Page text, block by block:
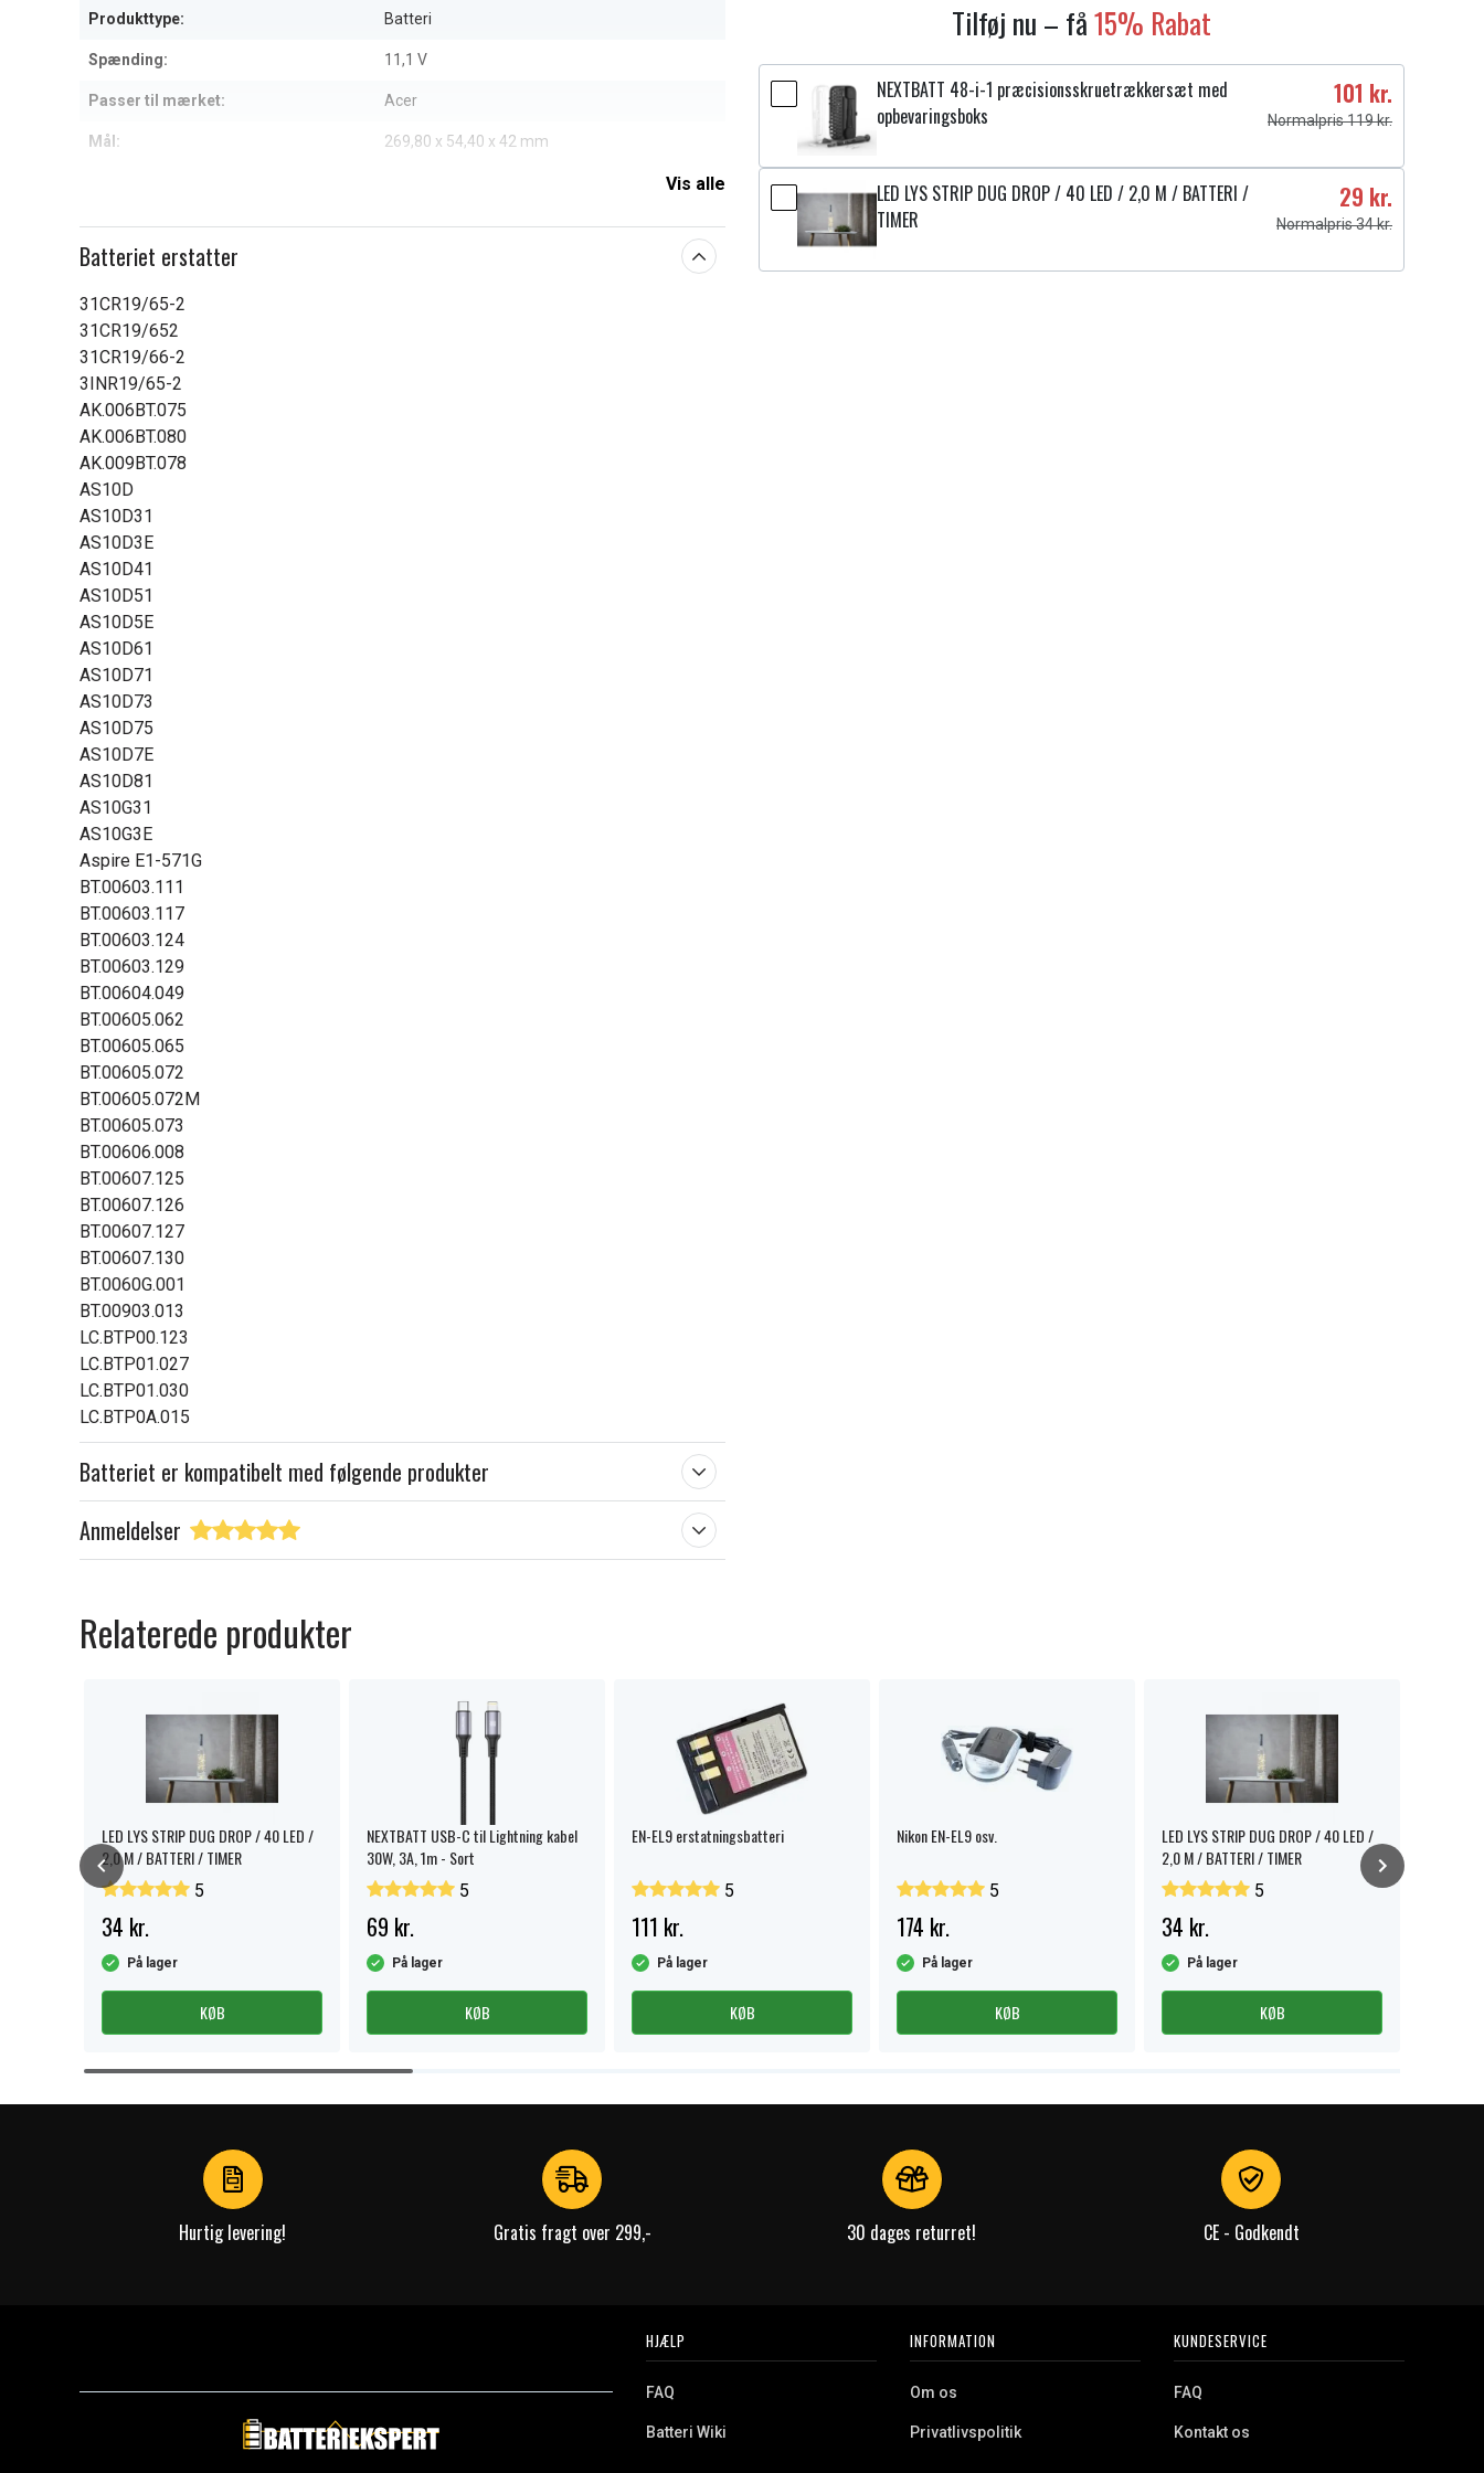
Produkttype: Batteri
Spænding: 11,1 V
Passer til mærket: Acer
Mål: 269,80 x 54,40 x 42 mm
Vis alle
Batteriet erstatter
31CR19/65-2
31CR19/652
31CR19/66-2
3INR19/65-2
AK.006BT.075
AK.006BT.080
AK.009BT.078
AS10D
AS10D31
AS10D3E
AS10D41
AS10D51
AS10D5E
AS10D61
AS10D71
AS10D73
AS10D75
AS10D7E
AS10D81
AS10G31
AS10G3E
Aspire E1-571G
BT.00603.111
BT.00603.117
BT.00603.124
BT.00603.129
BT.00604.049
BT.00605.062
BT.00605.065
BT.00605.072
BT.00605.072M
BT.00605.073
BT.00606.008
BT.00607.125
BT.00607.126
BT.00607.127
BT.00607.130
BT.0060G.001
BT.00903.013
LC.BTP00.123
LC.BTP01.027
LC.BTP01.030
LC.BTP0A.015
Batteriet er kompatibelt med følgende produkter
Anmeldelser
Tilføj nu – få15% Rabat
NEXTBATT 48-i-1 præcisionsskruetrækkersæt med
opbevaringsboks
101 kr.
Normalpris 119 kr.
LED LYS STRIP DUG DROP / 40 LED / 2,0 M / BATTERI /
TIMER
29 kr.
Normalpris 34 kr.
Relaterede produkter
LED LYS STRIP DUG DROP / 40 LED /
2,0 M / BATTERI / TIMER
5
34 kr.
På lager
KØB
NEXTBATT USB-C til Lightning kabel
30W, 3A, 1m - Sort
5
69 kr.
På lager
KØB
EN-EL9 erstatningsbatteri
5
111 kr.
På lager
KØB
Nikon EN-EL9 osv.
5
174 kr.
På lager
KØB
LED LYS STRIP DUG DROP / 40 LED /
2,0 M / BATTERI / TIMER
5
34 kr.
På lager
KØB
Item
Hurtig levering! Gratis fragt over 299,- 30 dages returret! CE - Godkendt
HJÆLP
FAQ
Batteri Wiki
INFORMATION
Om os
Privatlivspolitik
KUNDESERVICE
FAQ
Kontakt os